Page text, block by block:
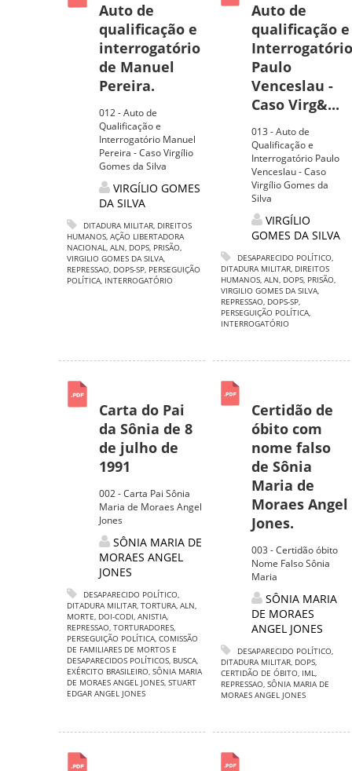
Auto de
qualificação e
interrogatório
de Manuel
Pereira.
012 - Auto de
Qualificação e
Interrogatório Manuel
Pereira - Caso Virgílio
Gomes da Silva
VIRGÍLIO GOMES
DA SILVA
DITADURA MILITAR, DIREITOS
HUMANOS, AÇÃO LIBERTADORA
NACIONAL, ALN, DOPS, PRISÃO,
VIRGILIO GOMES DA SILVA,
REPRESSAO, DOPS-SP, PERSEGUIÇÃO
POLÍTICA, INTERROGATÓRIO
Auto de
qualificação e
Interrogatório
Paulo
Venceslau -
Caso Virg&...
013 - Auto de
Qualificação e
Interrogatório Paulo
Venceslau - Caso
Virgílio Gomes da
Silva
VIRGÍLIO
GOMES DA SILVA
DESAPARECIDO POLÍTICO,
DITADURA MILITAR, DIREITOS
HUMANOS, ALN, DOPS, PRISÃO,
VIRGILIO GOMES DA SILVA,
REPRESSAO, DOPS-SP,
PERSEGUIÇÃO POLÍTICA,
INTERROGATÓRIO
Carta do Pai
da Sônia de 8
de julho de
1991
002 - Carta Pai Sônia
Maria de Moraes Angel
Jones
SÔNIA MARIA DE
MORAES ANGEL
JONES
DESAPARECIDO POLÍTICO,
DITADURA MILITAR, TORTURA, ALN,
MORTE, DOI-CODI, ANISTIA,
REPRESSAO, TORTURADORES,
PERSEGUIÇÃO POLÍTICA, COMISSÃO
DE FAMILIARES DE MORTOS E
DESAPARECIDOS POLÍTICOS, BUSCA,
EXÉRCITO BRASILEIRO, SÔNIA MARIA
DE MORAES ANGEL JONES, STUART
EDGAR ANGEL JONES
Certidão de
óbito com
nome falso
de Sônia
Maria de
Moraes Angel
Jones.
003 - Certidão óbito
Nome Falso Sônia
Maria
SÔNIA MARIA
DE MORAES
ANGEL JONES
DESAPARECIDO POLÍTICO,
DITADURA MILITAR, DOPS,
CERTIDÃO DE ÓBITO, IML,
REPRESSAO, SÔNIA MARIA DE
MORAES ANGEL JONES